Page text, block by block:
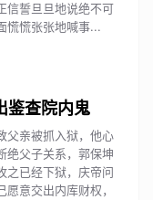
信誓旦旦地说绝不可
慌慌张张地喊事...
鉴查院内鬼
父亲被抓入狱，他心
绝父子关系，郭保坤
之已经下狱，庆帝问
意交出内库财权，